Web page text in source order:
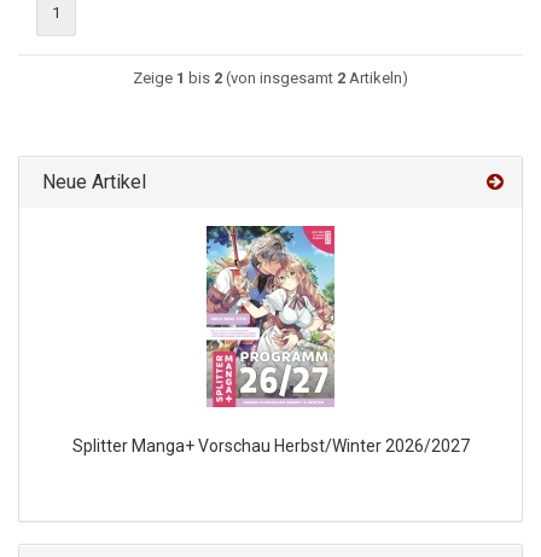
1
Zeige 1 bis 2 (von insgesamt 2 Artikeln)
Neue Artikel
Splitter Manga+ Vorschau Herbst/Winter 2026/2027